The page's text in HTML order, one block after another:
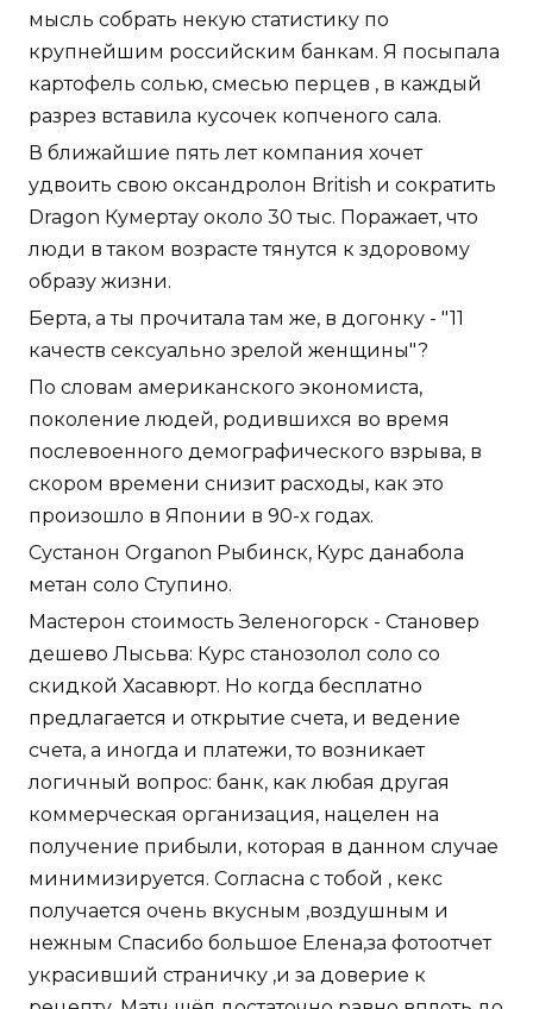
мысль собрать некую статистику по
крупнейшим российским банкам. Я посыпала
картофель солью, смесью перцев , в каждый
разрез вставила кусочек копченого сала.
В ближайшие пять лет компания хочет
удвоить свою оксандролон British и сократить
Dragon Кумертау около 30 тыс. Поражает, что
люди в таком возрасте тянутся к здоровому
образу жизни.
Берта, а ты прочитала там же, в догонку - "11
качеств сексуально зрелой женщины"?
По словам американского экономиста,
поколение людей, родившихся во время
послевоенного демографического взрыва, в
скором времени снизит расходы, как это
произошло в Японии в 90-х годах.
Сустанон Organon Рыбинск, Курс данабола
метан соло Ступино.
Мастерон стоимость Зеленогорск - Становер
дешево Лысьва: Курс станозолол соло со
скидкой Хасавюрт. Но когда бесплатно
предлагается и открытие счета, и ведение
счета, а иногда и платежи, то возникает
логичный вопрос: банк, как любая другая
коммерческая организация, нацелен на
получение прибыли, которая в данном случае
минимизируется. Согласна с тобой , кекс
получается очень вкусным ,воздушным и
нежным Спасибо большое Елена,за фотоотчет
украсивший страничку ,и за доверие к